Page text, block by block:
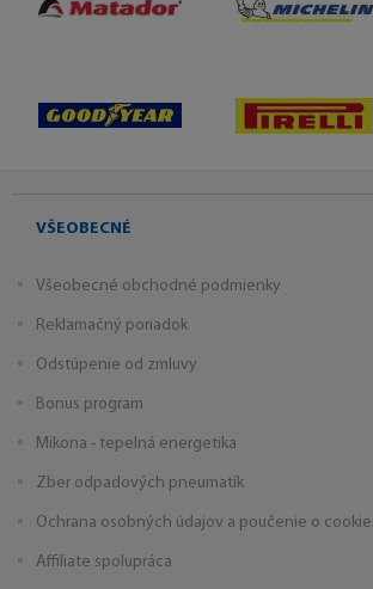
VŠEOBECNÉ
Všeobecné obchodné podmienky
Reklamačný poriadok
Odstúpenie od zmluvy
Bonus program
Mikona - tepelná energetika
Zber odpadových pneumatík
Ochrana osobných údajov a poučenie o
Affiliate spolupráca